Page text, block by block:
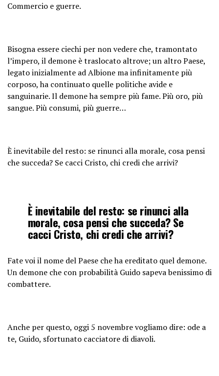
Commercio e guerre.
Bisogna essere ciechi per non vedere che, tramontato
l’impero, il demone è traslocato altrove; un altro Paese,
legato inizialmente ad Albione ma infinitamente più
corposo, ha continuato quelle politiche avide e
sanguinarie. Il demone ha sempre più fame. Più oro, più
sangue. Più consumi, più guerre…
È inevitabile del resto: se rinunci alla morale, cosa pensi
che succeda? Se cacci Cristo, chi credi che arrivi?
È inevitabile del resto: se rinunci alla
morale, cosa pensi che succeda? Se
cacci Cristo, chi credi che arrivi?
Fate voi il nome del Paese che ha ereditato quel demone.
Un demone che con probabilità Guido sapeva benissimo di
combattere.
Anche per questo, oggi 5 novembre vogliamo dire: ode a
te, Guido, sfortunato cacciatore di diavoli.